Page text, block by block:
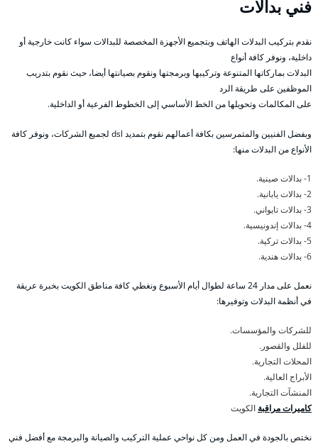
فني بدالات
نقدم بتركيب البدلات الهاتف وبتجميع الأجهزة المخصصة للبدالات سواء كانت خارجية أو
داخلية، ونوفر كافة أنواع
البدلات بماركاتها المتنوعة وتركيبها وبرمجتها ونقوم بصيانتها أيضا، حيث نقوم بتدريب
الموظفين على طريقة الرد
على المكالمات وتحويلها من الخط الأساسي إلى الخطوط الفرعية أو الداخلية.
وبفضل الفنيين والمتمرسين بكافة أعمالهم نقوم بتمديد dsl لجميع الشركات، ونوفر كافة
الأنواع من البدلات منها:
1- بدالات صينية.
2- بدالات يابانية.
3- بدالات تايواني.
4- بدالات إندونيسية.
5- بدالات تركية.
6- بدالات هندية.
نعمل على مدار 24 ساعة لطوال أيام الأسبوع ونغطي كافة مناطق الكويت بخبرة عريقة
في أنظمة البدلات وتوفيرها:
للشركات والمؤسسات.
للفلل والقصور.
المحلات التجارية.
الأبراج العالية.
المنشآت التجارية.
كاميرات مراقبة الكويت
نختص بالجودة في العمل ومن كل نواحي عملية التركيب والصيانة والبرمجة مع أفضل فني